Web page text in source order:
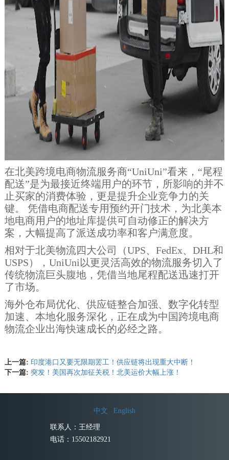
在北美跨境电商物流服务商“UniUni”看来，“尾程
配送”是为最接近终端用户的环节，所影响的并不
止买家的消费体验，更是提升企业竞争力的关
键。 凭借电商配送专用预约开门技术，为北美本
地电商用户的地址库提供可自动修正的解决方
案，大幅提高了派送成功率和客户满意度。
相对于北美物流四大公司（UPS、FedEx、DHL和
USPS），UniUni以更灵活高效的物流服务切入了
传统物流巨头腹地，凭借当地尾程配送迅速打开
了市场。
海外仓布局优化、供应链整合加强、数字化转型
加速、本地化服务深化，正在成为中国跨境电商
物流企业出海快速成长的必经之路。
上一篇: 印度港口又要无限期罢工！供应链将出现重大中断！
下一篇: 突发！美国再次加征关税！北美运价大幅上涨！
中文 English
联系人：王经理
电话：15502182921